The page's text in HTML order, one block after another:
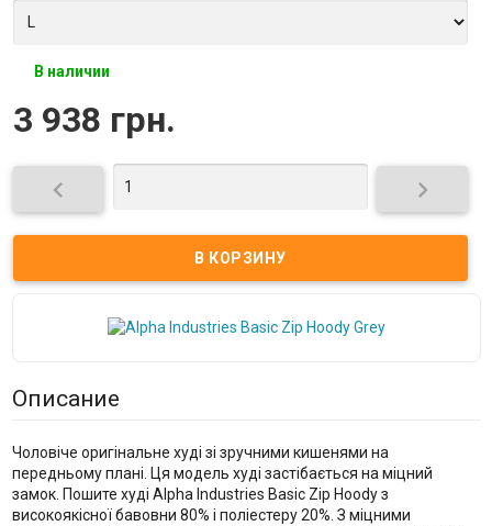
В наличии
3 938 грн.
 
Описание
Чоловіче оригінальне худі зі зручними кишенями на
передньому плані. Ця модель худі застібається на міцний
замок. Пошите худі Alpha Industries Basic Zip Hoody з
високоякісної бавовни 80% і поліестеру 20%. З міцними